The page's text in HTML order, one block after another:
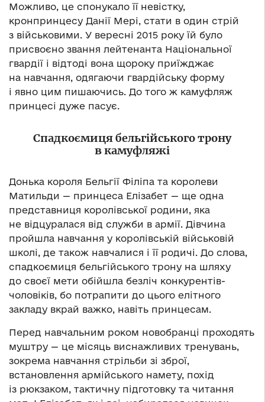
Можливо, це спонукало її невістку,
кронпринцесу Данії Мері, стати в один стрій
з військовими. У вересні 2015 року їй було
присвоєно звання лейтенанта Національної
гвардії і відтоді вона щороку приїжджає
на навчання, одягаючи гвардійську форму
і явно цим пишаючись. До того ж камуфляж
принцесі дуже пасує.
Спадкоємиця бельгійського трону
в камуфляжі
Донька короля Бельгії Філіпа та королеви
Матильди — принцеса Елізабет — ще одна
представниця королівської родини, яка
не відцуралася від служби в армії. Дівчина
пройшла навчання у королівській військовій
школі, де також навчалися і її родичі. До слова,
спадкоємиця бельгійського трону на шляху
до своєї мети обійшла безліч конкурентів-
чоловіків, бо потрапити до цього елітного
закладу вкрай важко, навіть принцесам.
Перед навчальним роком новобранці проходять
муштру — це місяць виснажливих тренувань,
зокрема навчання стрільби зі зброї,
встановлення армійського намету, похід
із рюкзаком, тактичну підготовку та читання